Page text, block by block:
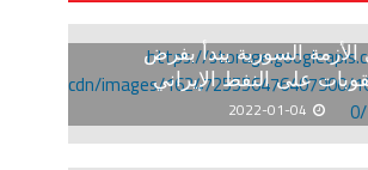
السورية يبدأ بفرض
على النفط الإيراني
2022-01-04